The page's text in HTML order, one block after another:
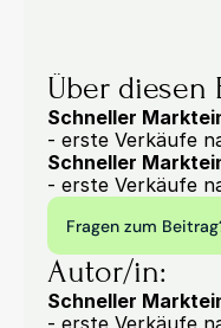
Über diesen
Schneller
- erste Verkäufe
Schneller
- erste Verkäufe
Fragen zum
Autor/in:
Schneller
- erste Verkäufe